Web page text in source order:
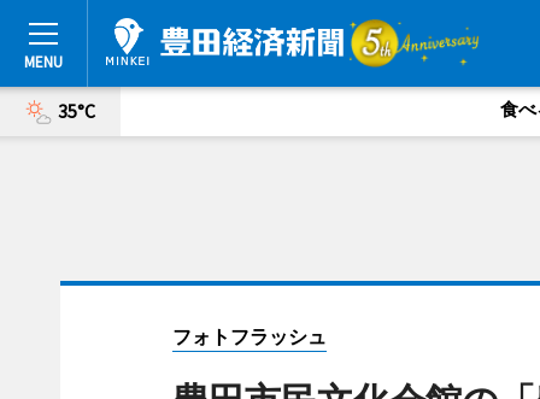
35°C 食べ
フォトフラッシュ